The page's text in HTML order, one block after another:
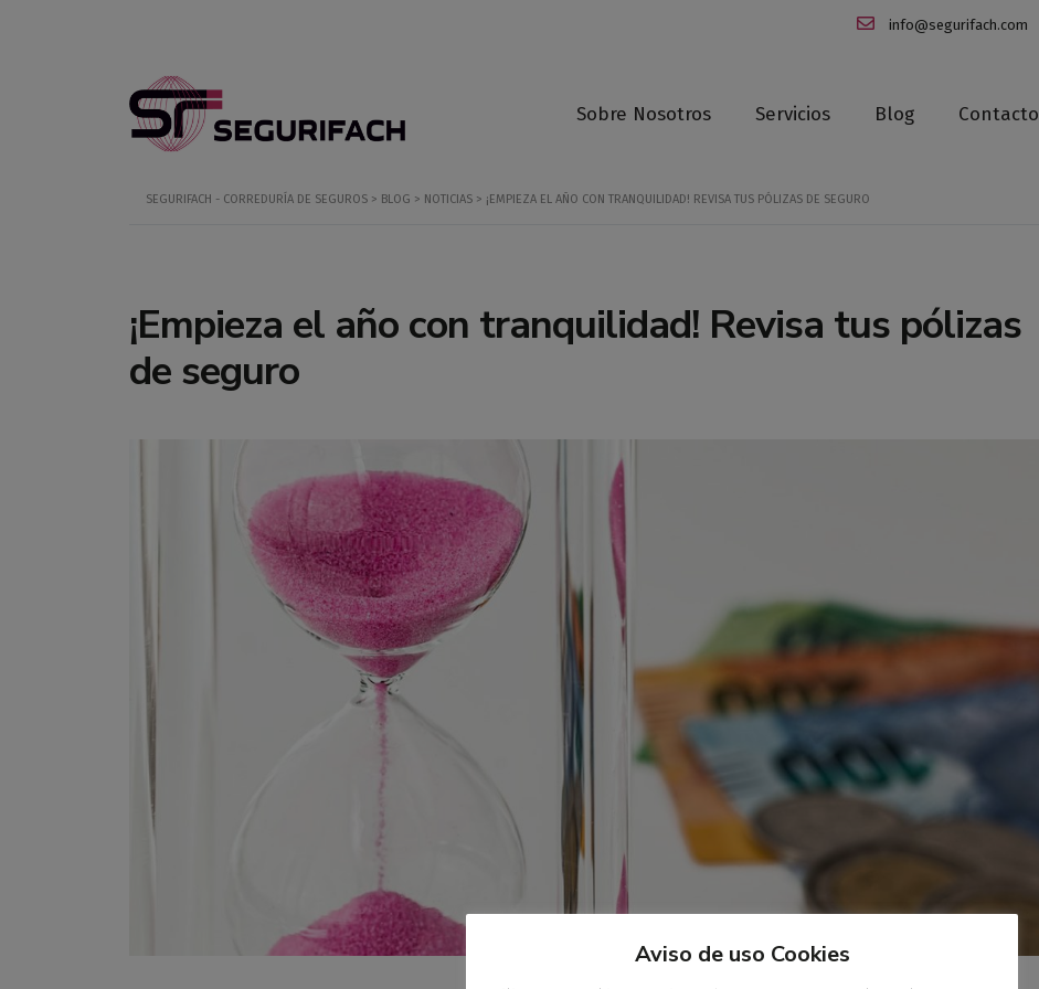
info@segurifach.com
Sobre Nosotros Servicios Blog Contacto
SEGURIFACH - CORREDURÍA DE SEGUROS > BLOG > NOTICIAS > ¡EMPIEZA EL AÑO CON TRANQUILIDAD! REVISA TUS PÓLIZAS DE SEGURO
¡Empieza el año con tranquilidad! Revisa tus pólizas
de seguro
Aviso de uso Cookies